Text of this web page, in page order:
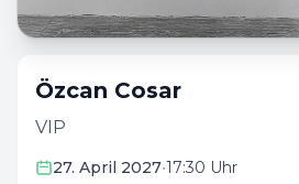
Özcan Cosar
VIP
27. April 2027•17:30 Uhr